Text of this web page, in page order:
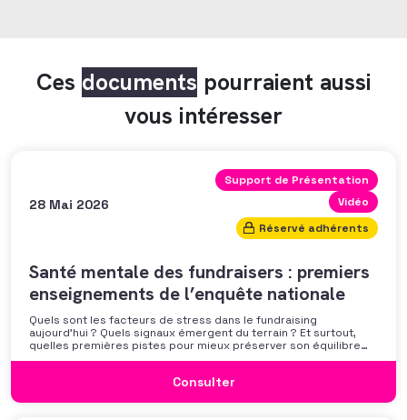
Ces documents pourraient aussi
vous intéresser
28 Mai 2026
Support de Présentation
Vidéo
Réservé adhérents
Santé mentale des fundraisers : premiers
enseignements de l’enquête nationale
Quels sont les facteurs de stress dans le fundraising
aujourd’hui ? Quels signaux émergent du terrain ? Et surtout,
quelles premières pistes pour mieux préserver son équilibre
professionnel ? L’AFF vous propose un webinaire pour découvrir
discussion autour des mécanismes
Consulter